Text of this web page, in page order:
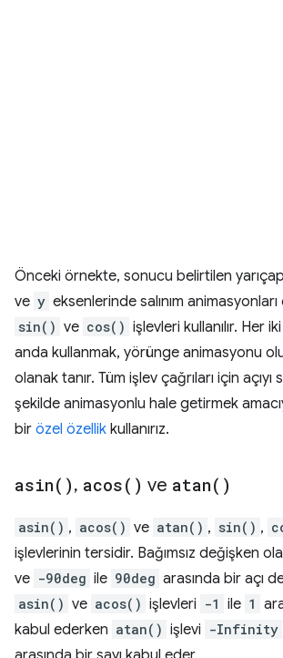
Önceki örnekte, sonucu belirtilen
ve y eksenlerinde salınım
sin() ve cos() işlevleri kullanılır. Her
anda kullanmak, yörünge animasyonu
olanak tanır. Tüm işlev çağrıları için
şekilde animasyonlu hale getirmek
bir özel özellik kullanırız.
asin( ), acos( ) ve atan( )
asin() , acos() ve atan() , sin() ,
işlevlerinin tersidir. Bağımsız değişken
ve -90deg ile 90deg arasında bir açı
asin() ve acos() işlevleri -1 ile 1
kabul ederken atan() işlevi -Infinity